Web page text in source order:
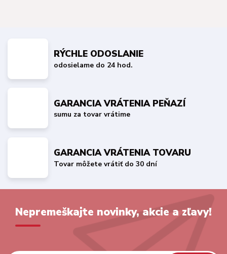
RÝCHLE ODOSLANIE
odosielame do 24 hod.
GARANCIA VRÁTENIA PEŇAZÍ
sumu za tovar vrátime
GARANCIA VRÁTENIA TOVARU
Tovar môžete vrátiť do 30 dní
Nepremeškajte novinky, akcie a zľavy!